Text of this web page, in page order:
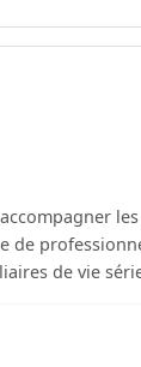
de
de vie